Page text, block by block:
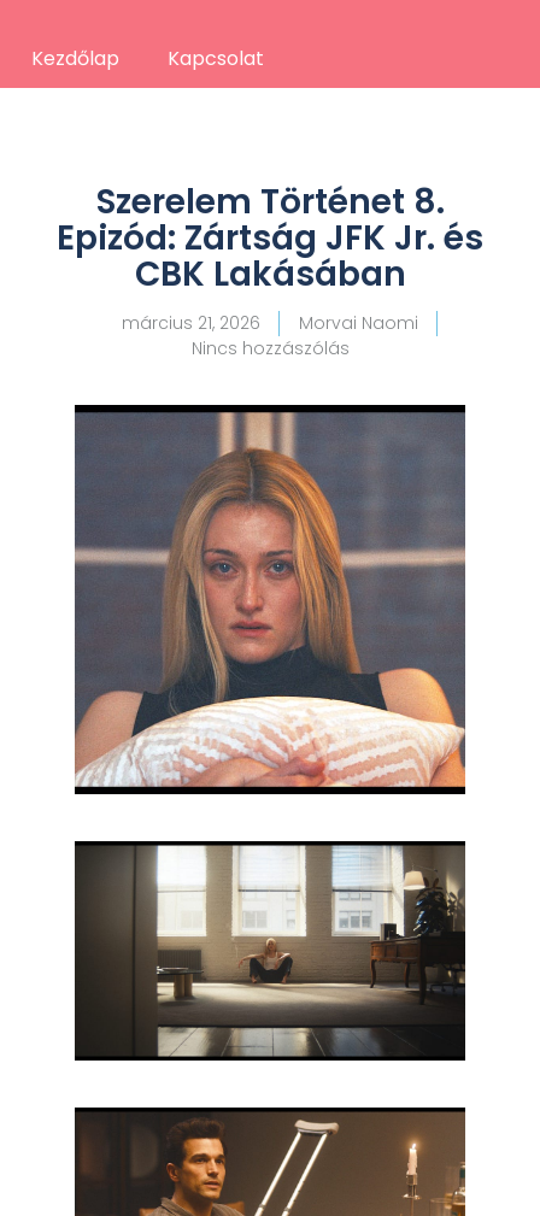
Kezdőlap Kapcsolat
Szerelem Történet 8.
Epizód: Zártság JFK Jr. és
CBK Lakásában
március 21, 2026
Morvai Naomi
Nincs hozzászólás